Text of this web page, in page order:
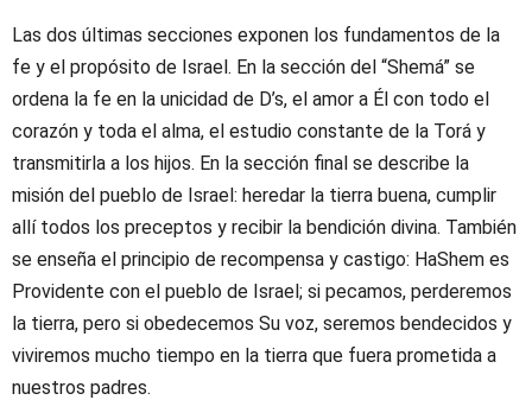
Las dos últimas secciones exponen los fundamentos de la
fe y el propósito de Israel. En la sección del “Shemá” se
ordena la fe en la unicidad de D’s, el amor a Él con todo el
corazón y toda el alma, el estudio constante de la Torá y
transmitirla a los hijos. En la sección final se describe la
misión del pueblo de Israel: heredar la tierra buena, cumplir
allí todos los preceptos y recibir la bendición divina. También
se enseña el principio de recompensa y castigo: HaShem es
Providente con el pueblo de Israel; si pecamos, perderemos
la tierra, pero si obedecemos Su voz, seremos bendecidos y
viviremos mucho tiempo en la tierra que fuera prometida a
nuestros padres.